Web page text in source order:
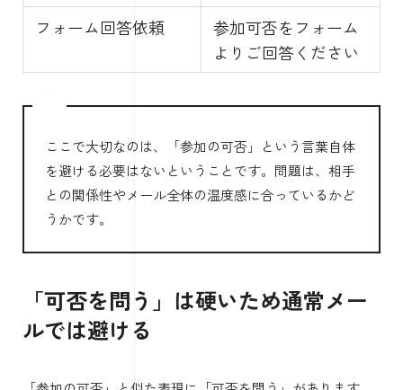
フォーム回答依頼
参加可否をフォーム
よりご回答ください
ここで大切なのは、「参加の可否」という言葉自体
を避ける必要はないということです。問題は、相手
との関係性やメール全体の温度感に合っているかど
うかです。
「可否を問う」は硬いため通常メー
ルでは避ける